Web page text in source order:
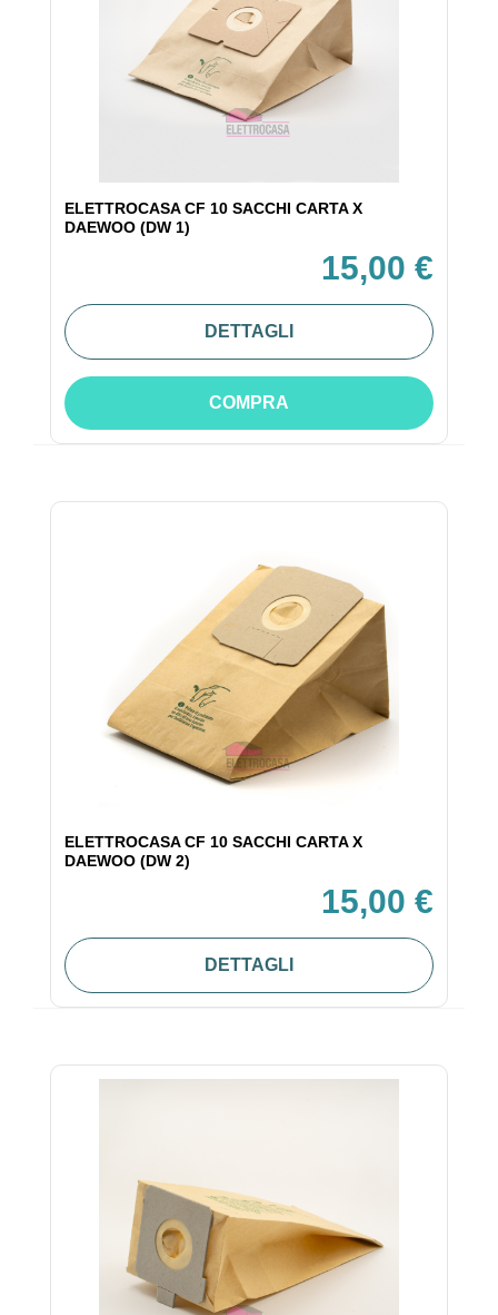
ELETTROCASA CF 10 SACCHI CARTA X
DAEWOO (DW 1)
15,00 €
DETTAGLI
COMPRA
ELETTROCASA CF 10 SACCHI CARTA X
DAEWOO (DW 2)
15,00 €
DETTAGLI